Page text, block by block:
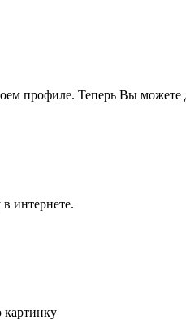
профиле. Теперь Вы можете
интернете.
картинку